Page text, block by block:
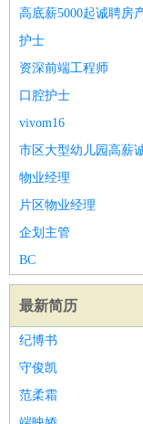
高底薪5000起诚聘房
护士
资深前端工程师
口腔护士
vivom16
市区大型幼儿园高薪
物业经理
片区物业经理
企划主管
BC
最新简历
纪博书
守俊凯
范柔霜